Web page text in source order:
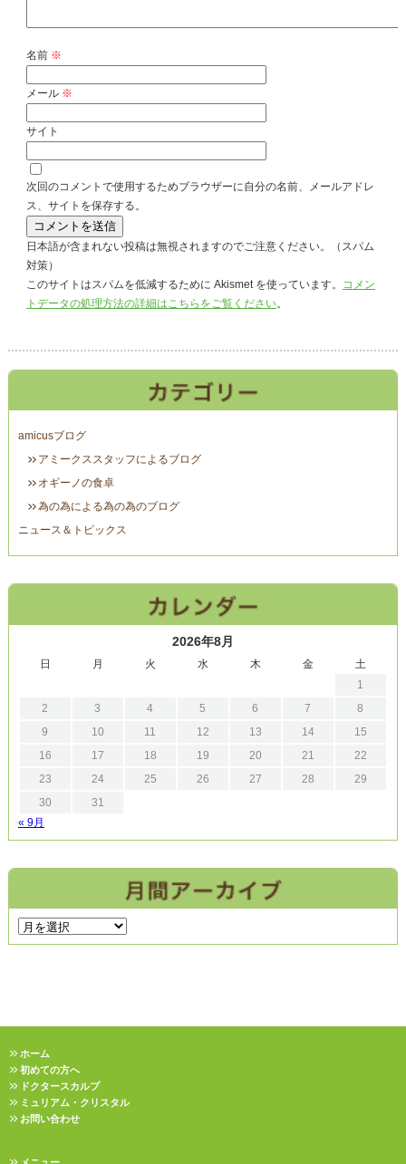
名前 ※
メール ※
サイト
次回のコメントで使用するためブラウザーに自分の名前、メールアドレ
ス、サイトを保存する。
日本語が含まれない投稿は無視されますのでご注意ください。（スパム
対策）
このサイトはスパムを低減するために Akismet を使っています。 コメン
トデータの処理方法の詳細はこちらをご覧ください。
amicusブログ
アミークススタッフによるブログ
オギーノの食卓
為の為による為の為のブログ
ニュース＆トピックス
2026年8月
日 月 火 水 木 金
土
1
2
3 4 5 6 7
8
9
10 11 12 13 14
15
16
17 18 19 20 21
22
23
24 25 26 27 28
29
30
31
« 9月
ホーム
初めての方へ
ドクタースカルプ
ミュリアム・クリスタル
お問い合わせ